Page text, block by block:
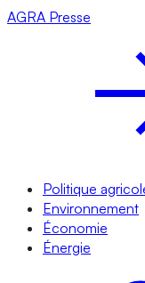
AGRA Presse
Politique
Environnement
Économie
Énergie